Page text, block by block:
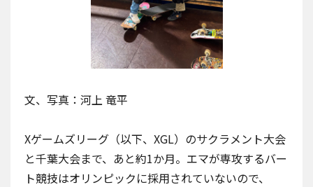
文、写真：河上 竜平
Xゲームズリーグ（以下、XGL）のサクラメント大会
と千葉大会まで、あと約1か月。エマが専攻するバー
ト競技はオリンピックに採用されていないので、